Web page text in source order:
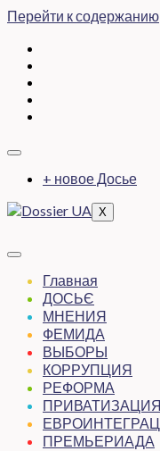
Перейти к содержанию
+ новое Досье
X
Главная
ДОСЬЄ
МНЕНИЯ
ФЕМИДА
ВЫБОРЫ
КОРРУПЦИЯ
РЕФОРМА
ПРИВАТИЗАЦИЯ
ПРЕМЬЕРИАДА